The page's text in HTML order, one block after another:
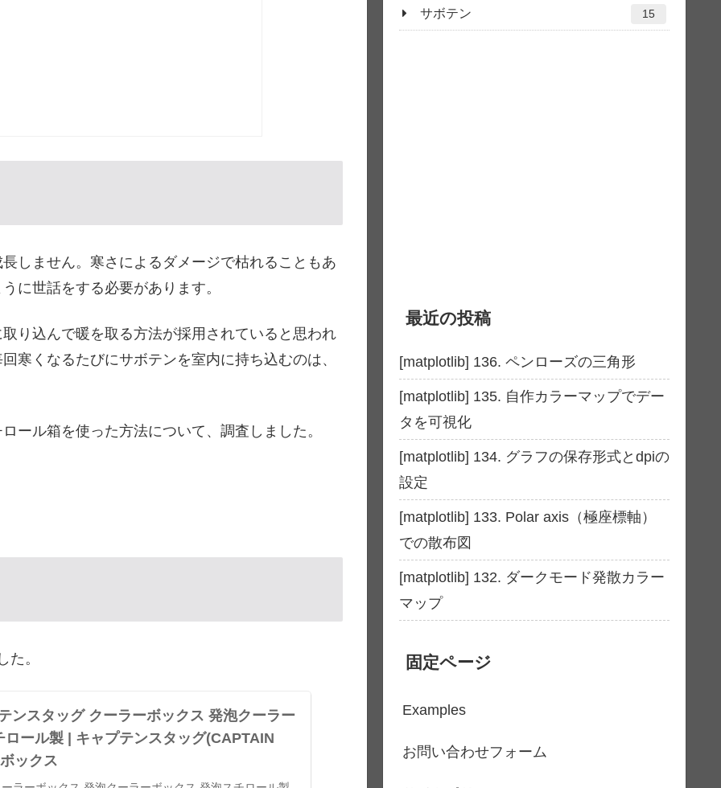
しません。寒さによるダメージで枯れることもあ
に世話をする必要があります。
り込んで暖を取る方法が採用されていると思われ
寒くなるたびにサボテンを室内に持ち込むのは、
ール箱を使った方法について、調査しました。
た。
ンスタッグ クーラーボックス 発泡クーラー
ロール製 | キャプテンスタッグ(CAPTAIN
ックス
サボテン 15
最近の投稿
[matplotlib] 136. ペンローズの三角形
[matplotlib] 135. 自作カラーマップでデー
タを可視化
[matplotlib] 134. グラフの保存形式とdpiの
設定
[matplotlib] 133. Polar axis（極座標軸）
での散布図
[matplotlib] 132. ダークモード発散カラー
マップ
固定ページ
Examples
お問い合わせフォーム